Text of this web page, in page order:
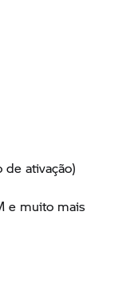
ativação)
e muito mais